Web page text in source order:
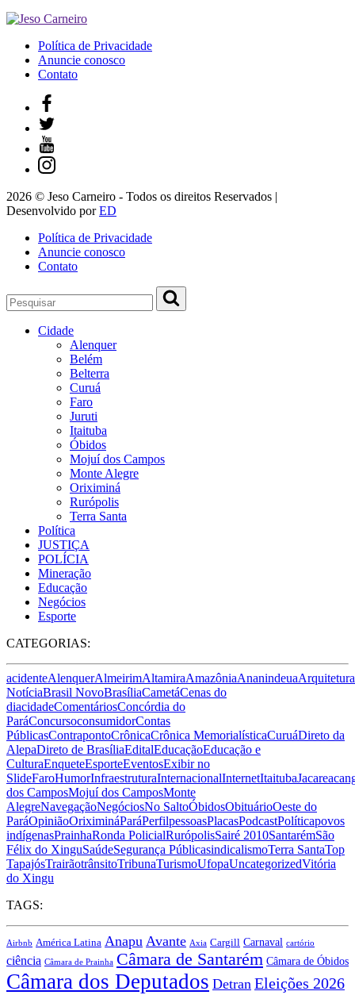
Política de Privacidade
Anuncie conosco
Contato
2026 © Jeso Carneiro - Todos os direitos Reservados |
Desenvolvido porED
Política de Privacidade
Anuncie conosco
Contato
Cidade
Alenquer
Belém
Belterra
Curuá
Faro
Juruti
Itaituba
Óbidos
Mojuí dos Campos
Monte Alegre
Oriximiná
Rurópolis
Terra Santa
Política
JUSTIÇA
POLÍCIA
Mineração
Educação
Negócios
Esporte
CATEGORIAS:
acidenteAlenquerAlmeirimAltamiraAmazôniaAnanindeuaArquitetura
NotíciaBrasil NovoBrasíliaCametáCenas do
diacidadeComentáriosConcórdia do
ParáConcursoconsumidorContas
PúblicasContrapontoCrônicaCrônica MemorialísticaCuruáDireto da
AlepaDireto de BrasíliaEditalEducaçãoEducação e
CulturaEnqueteEsporteEventosExibir no
SlideFaroHumorInfraestruturaInternacionalInternetItaituba
dos CamposMojuí dos CamposMonte
AlegreNavegaçãoNegóciosNo SaltoÓbidosObituárioOeste do
ParáOpiniãoOriximináParáPerfilpessoasPlacasPodcastPolíticapovos
indígenasPrainhaRonda PolicialRurópolisSairé 2010SantarémSão
Félix do XinguSaúdeSegurança PúblicasindicalismoTerra SantaTop
TapajósTrairãotrânsitoTribunaTurismoUfopaUncategorizedVitória
do Xingu
TAGS:
Airbnb América Latina Anapu Avante Axia Cargill Carnaval cartório
ciência Câmara de Prainha Câmara de Santarém Câmara de Óbidos
Câmara dos Deputados Detran Eleições 2026